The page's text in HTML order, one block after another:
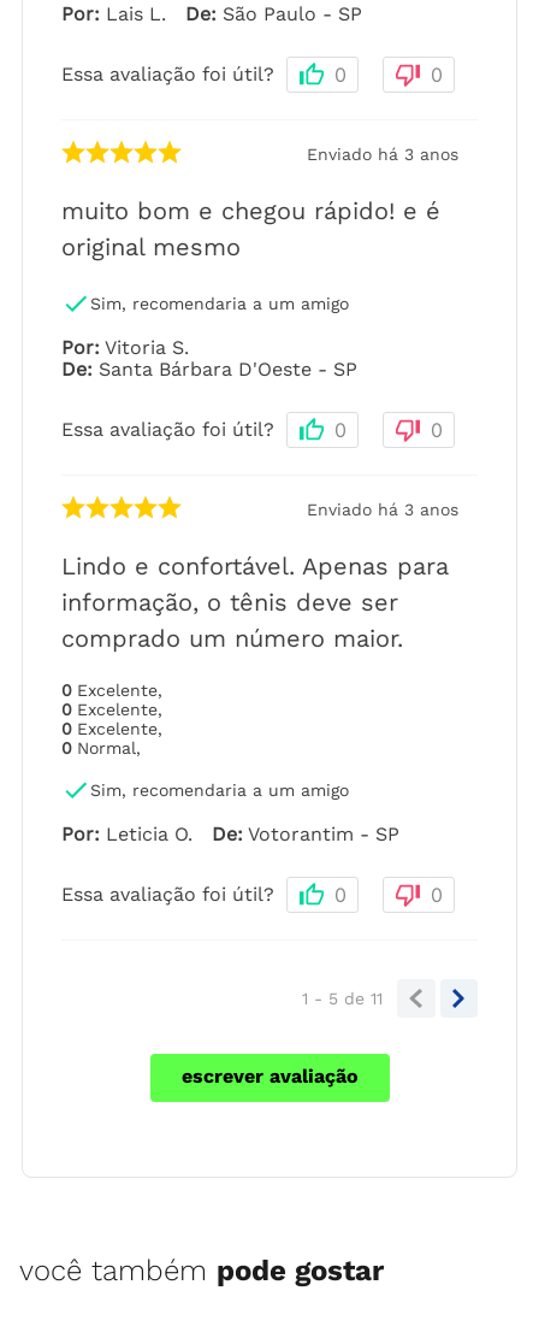
Por: Lais L. De: São Paulo - SP
Essa avaliação foi útil? 0 0
Enviado há 3 anos
muito bom e chegou rápido! e é
original mesmo
Sim, recomendaria a um amigo
Por: Vitoria S.
De: Santa Bárbara D'Oeste - SP
Essa avaliação foi útil? 0 0
Enviado há 3 anos
Lindo e confortável. Apenas para
informação, o tênis deve ser
comprado um número maior.
0 Excelente,
0 Excelente,
0 Excelente,
0 Normal,
Sim, recomendaria a um amigo
Por: Leticia O. De: Votorantim - SP
Essa avaliação foi útil? 0 0
1 - 5 de 11
escrever avaliação
você também pode gostar